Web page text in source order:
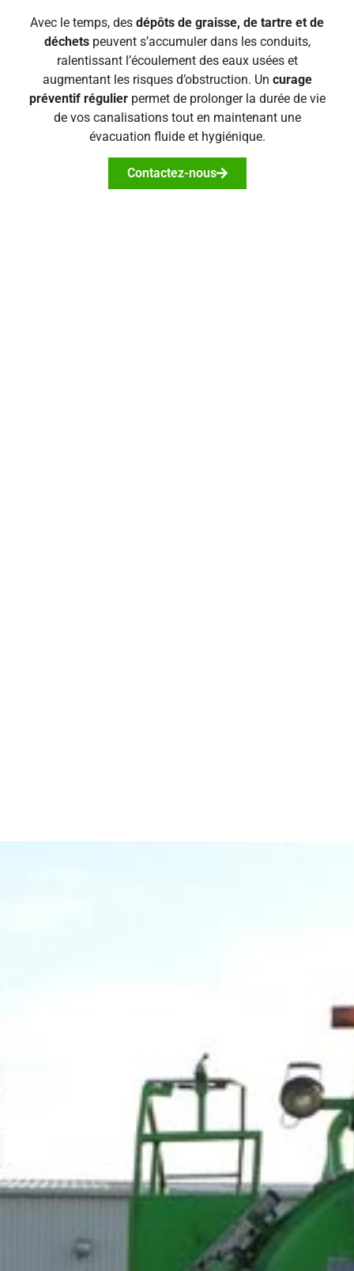
Avec le temps, des dépôts de graisse, de tartre et de
déchetspeuvent s’accumuler dans les conduits,
ralentissant l’écoulement des eaux usées et
augmentant les risques d’obstruction. Un curage
préventif régulierpermet de prolonger la durée de vie
de vos canalisations tout en maintenant une
évacuation fluide et hygiénique.
Contactez-nous